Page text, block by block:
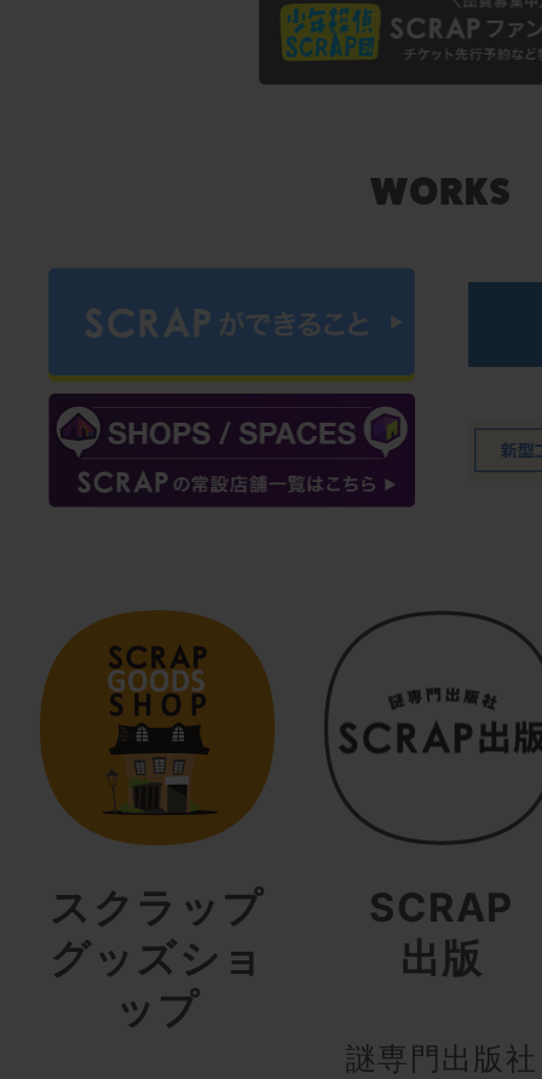
スクラップ
グッズショ
ップ
SCRAP
出版
謎専門出版社